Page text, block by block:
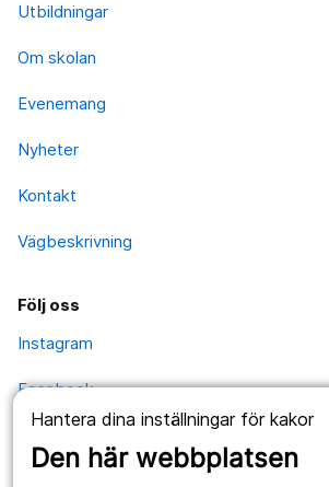
Hantera dina inställningar för kakor
Den här webbplatsen
Utbildningar
Om skolan
Evenemang
Nyheter
Kontakt
Vägbeskrivning
Följ oss
Instagram
Facebook